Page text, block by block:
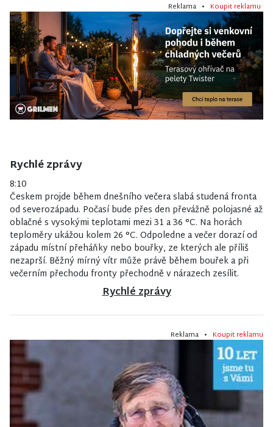
Reklama • Koupit reklamu
Rychlé zprávy
8:10
Českem projde během dnešního večera slabá studená fronta
od severozápadu. Počasí bude přes den převážně polojasné až
oblačné s vysokými teplotami mezi 31 a 36 °C. Na horách
teploměry ukážou kolem 26 °C. Odpoledne a večer dorazí od
západu místní přeháňky nebo bouřky, ze kterých ale příliš
nezaprší. Běžný mírný vítr může právě během bouřek a při
večerním přechodu fronty přechodně v nárazech zesílit.
Rychlé zprávy
Reklama • Koupit reklamu